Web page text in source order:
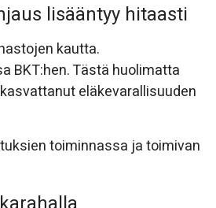
lisääntyy hitaasti
kautta.
BKT:hen. Tästä huolimatta
eläkevarallisuuden
toiminnassa ja toimivan